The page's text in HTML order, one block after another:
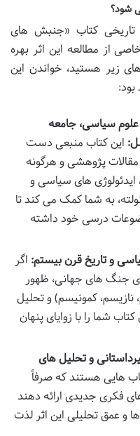
شود؟
کتاب «جنبش های
از مطالعه این اثر بهره
زیر هستید، خواندن این
بود:
علوم سیاسی، جامعه
این کتاب منبعی دست
مقالات پژوهشی و هرگونه
های سیاسی و
به شما کمک می کند تا
درسی خود داشته
و تاریخ قرن بیستم: اگر
جنگ های جهانی، ظهور
نازیسم، کمونیسم) و تحلیل
شما را با زوایای پنهان
و تحلیل های
هایی هستند که صرفاً
فکری جدیدی ارائه دهند
و عمق تحلیلی این اثر لذت